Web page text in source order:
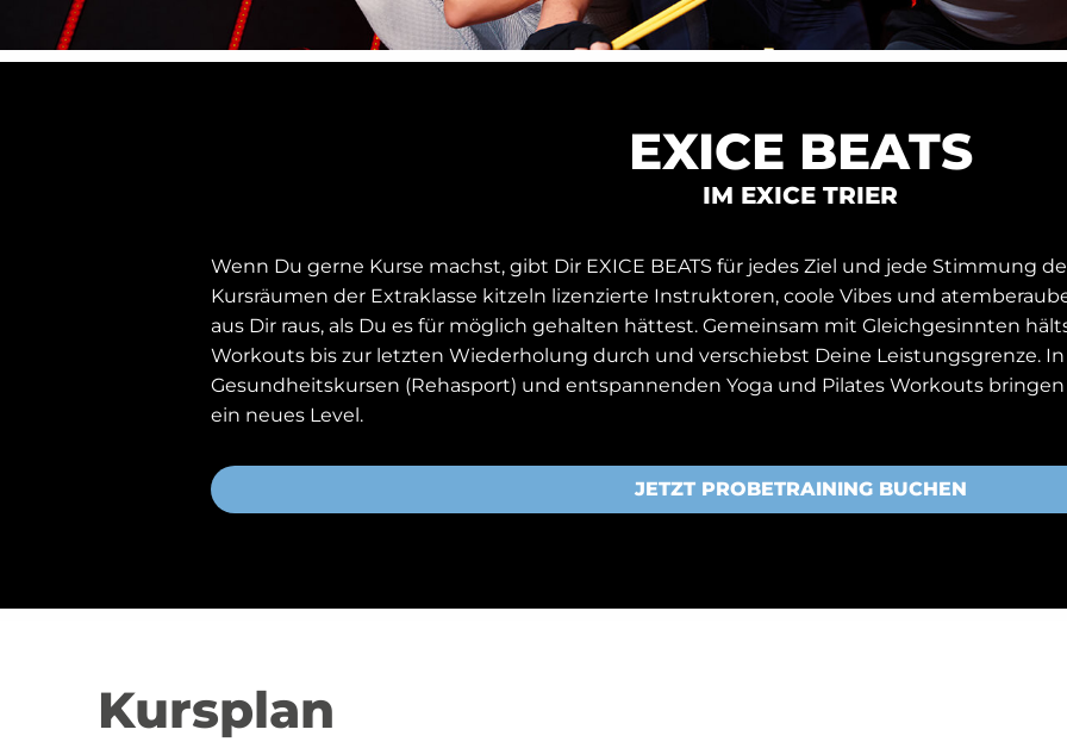
EXICE BEATS
IM EXICE TRIER
Wenn Du gerne Kurse machst, gibt Dir EXICE BEATS für jedes Ziel und jede Stimmung
Kursräumen der Extraklasse kitzeln lizenzierte Instruktoren, coole Vibes und
aus Dir raus, als Du es für möglich gehalten hättest. Gemeinsam mit Gleichgesinnten
Workouts bis zur letzten Wiederholung durch und verschiebst Deine Leistungsgrenze.
Gesundheitskursen (Rehasport) und entspannenden Yoga und Pilates Workouts
ein neues Level.
JETZT PROBETRAINING BUCHEN
Kursplan